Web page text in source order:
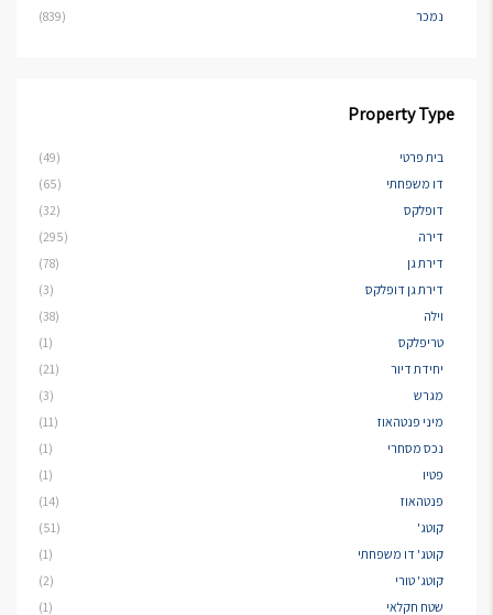
נמכר
(839)
Property Type
בית פרטי
(49)
דו משפחתי
(65)
דופלקס
(32)
דירה
(295)
דירת גן
(78)
דירת גן דופלקס
(3)
וילה
(38)
טריפלקס
(1)
יחידת דיור
(21)
מגרש
(3)
מיני פנטהאוז
(11)
נכס מסחרי
(1)
פטיו
(1)
פנטהאוז
(14)
קוטג'
(51)
קוטג' דו משפחתי
(1)
קוטג' טורי
(2)
שטח חקלאי
(1)